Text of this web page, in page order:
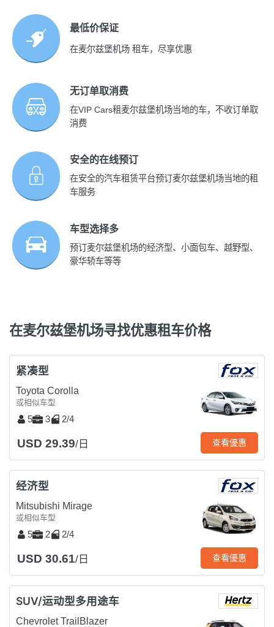
最低价保证
在麦尔兹堡机场 租车，尽享优惠
无订单取消费
在VIP Cars租麦尔兹堡机场当地的车，不收订单取
消费
安全的在线预订
在安全的汽车租赁平台预订麦尔兹堡机场当地的租
车服务
车型选择多
预订麦尔兹堡机场的经济型、小面包车、越野型、
豪华轿车等等
在麦尔兹堡机场寻找优惠租车价格
紧凑型
Toyota Corolla
或相似车型
5 3 2/4
USD 29.39/日 查看優惠
经济型
Mitsubishi Mirage
或相似车型
5 2 2/4
USD 30.61/日 查看優惠
SUV/运动型多用途车
Chevrolet TrailBlazer